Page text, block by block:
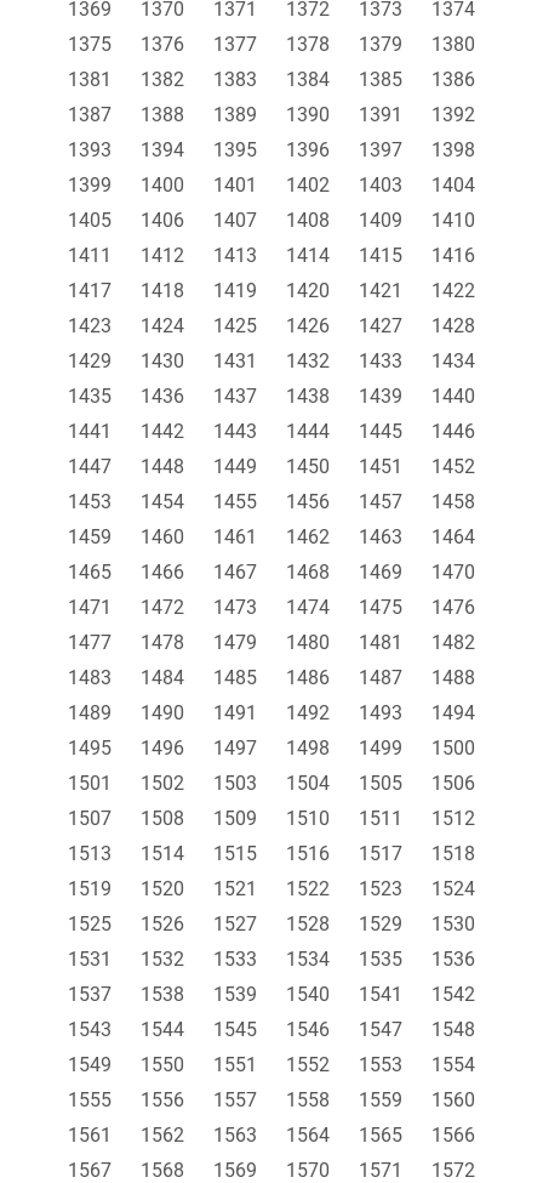
1369
1370 1371 1372 1373
1374
1375
1376 1377 1378 1379
1380
1381
1382 1383 1384 1385
1386
1387
1388 1389 1390 1391
1392
1393
1394 1395 1396 1397
1398
1399
1400 1401 1402 1403
1404
1405
1406 1407 1408 1409
1410
1411
1412 1413 1414 1415
1416
1417
1418 1419 1420 1421
1422
1423
1424 1425 1426 1427
1428
1429
1430 1431 1432 1433
1434
1435
1436 1437 1438 1439
1440
1441
1442 1443 1444 1445
1446
1447
1448 1449 1450 1451
1452
1453
1454 1455 1456 1457
1458
1459
1460 1461 1462 1463
1464
1465
1466 1467 1468 1469
1470
1471
1472 1473 1474 1475
1476
1477
1478 1479 1480 1481
1482
1483
1484 1485 1486 1487
1488
1489
1490 1491 1492 1493
1494
1495
1496 1497 1498 1499
1500
1501
1502 1503 1504 1505
1506
1507
1508 1509 1510 1511
1512
1513
1514 1515 1516 1517
1518
1519
1520 1521 1522 1523
1524
1525
1526 1527 1528 1529
1530
1531
1532 1533 1534 1535
1536
1537
1538 1539 1540 1541
1542
1543
1544 1545 1546 1547
1548
1549
1550 1551 1552 1553
1554
1555
1556 1557 1558 1559
1560
1561
1562 1563 1564 1565
1566
1567
1568 1569 1570 1571
1572